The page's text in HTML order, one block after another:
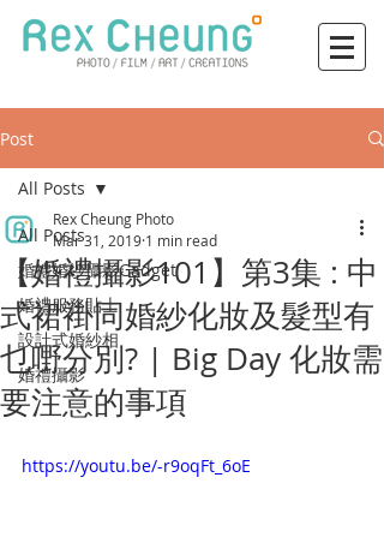
Post
All Posts
婚禮婚紗攝影Gadget
婚禮服務貼士
設計式婚紗相
婚禮攝影
All Posts
【婚禮攝影101】第3集 : 中
式裙褂同婚紗化妝及髮型有
乜嘢分別? | Big Day 化妝需
要注意的事項
Rex Cheung Photo
Mar 31, 2019 1 min read
https://youtu.be/-r9oqFt_6oE